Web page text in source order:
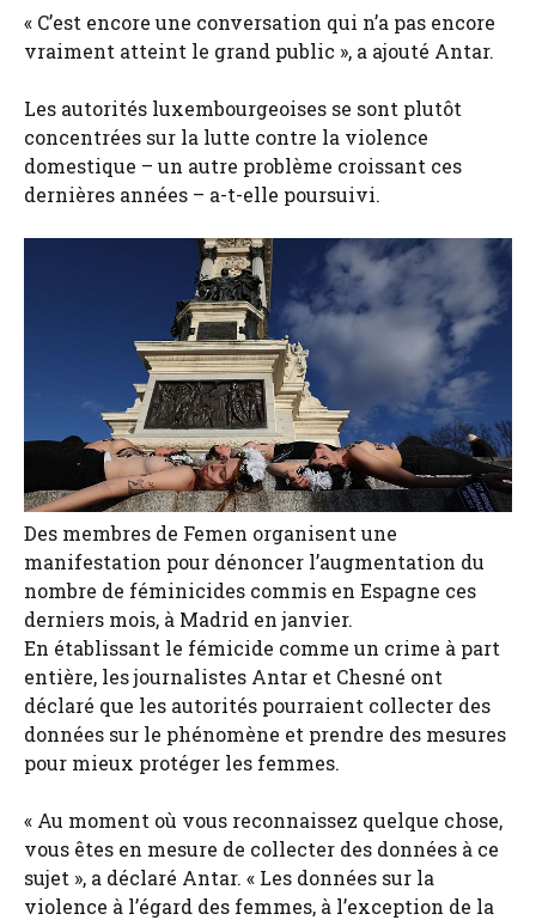
« C’est encore une conversation qui n’a pas encore
vraiment atteint le grand public », a ajouté Antar.
Les autorités luxembourgeoises se sont plutôt
concentrées sur la lutte contre la violence
domestique – un autre problème croissant ces
dernières années – a-t-elle poursuivi.
Des membres de Femen organisent une
manifestation pour dénoncer l’augmentation du
nombre de féminicides commis en Espagne ces
derniers mois, à Madrid en janvier.
En établissant le fémicide comme un crime à part
entière, les journalistes Antar et Chesné ont
déclaré que les autorités pourraient collecter des
données sur le phénomène et prendre des mesures
pour mieux protéger les femmes.
« Au moment où vous reconnaissez quelque chose,
vous êtes en mesure de collecter des données à ce
sujet », a déclaré Antar. « Les données sur la
violence à l’égard des femmes, à l’exception de la